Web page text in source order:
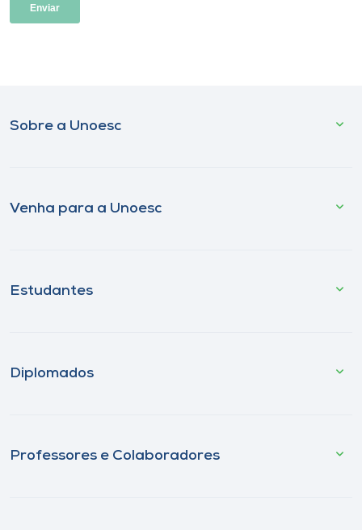
Sobre a Unoesc
Venha para a Unoesc
Estudantes
Diplomados
Professores e Colaboradores